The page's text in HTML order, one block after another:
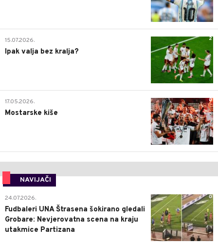
2
15.07.2026.
Ipak valja bez kralja?
0
17.05.2026.
Mostarske kiše
NAVIJAČI
0
24.07.2026.
Fudbaleri UNA Štrasena šokirano gledali
Grobare: Nevjerovatna scena na kraju
utakmice Partizana